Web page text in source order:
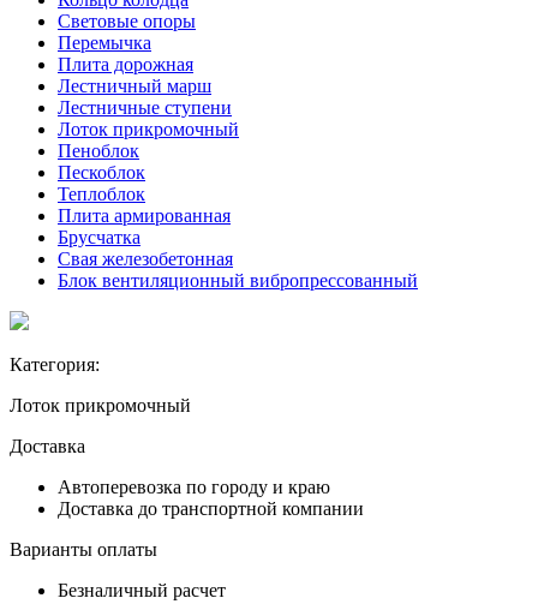
Световые опоры
Перемычка
Плита дорожная
Лестничный марш
Лестничные ступени
Лоток прикромочный
Пеноблок
Пескоблок
Теплоблок
Плита армированная
Брусчатка
Свая железобетонная
Блок вентиляционный вибропрессованный
Категория:
Лоток прикромочный
Доставка
Автоперевозка по городу и краю
Доставка до транспортной компании
Варианты оплаты
Безналичный расчет